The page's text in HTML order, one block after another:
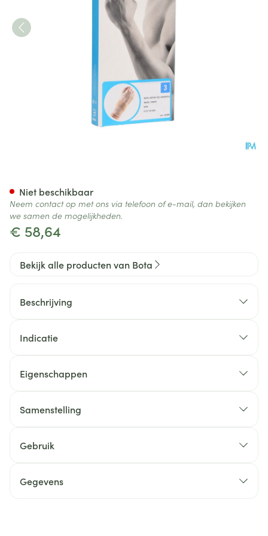
€ 58,64
Niet beschikbaar
Neem contact op met ons via telefoon of e-mail, dan bekijken
we samen de mogelijkheden.
Bekijk alle producten van Bota
Beschrijving
Indicatie
Eigenschappen
Samenstelling
Gebruik
Gegevens